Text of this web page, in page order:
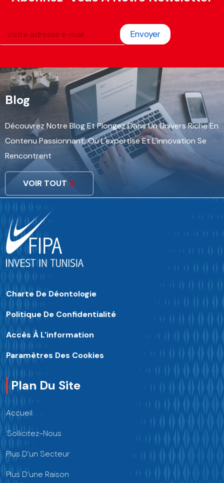
Envoyer
Blog
Découvrez Notre Blog Et Plongez Dans Un Univers Riche En
Contenu Passionnant, Où L'expertise Et L'innovation Se
Rencontrent
VOIR TOUT
Charte De Déontologie
Politique De Confidentialité
Accès À L'information
Paramètres Des Cookies
Plan Du Site
Accueil
Sollicitez-Nous
Plus D’un Secteur
Plus D’une Raison